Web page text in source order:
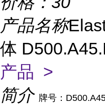
产品名称
体
产品 >
简介 牌号：